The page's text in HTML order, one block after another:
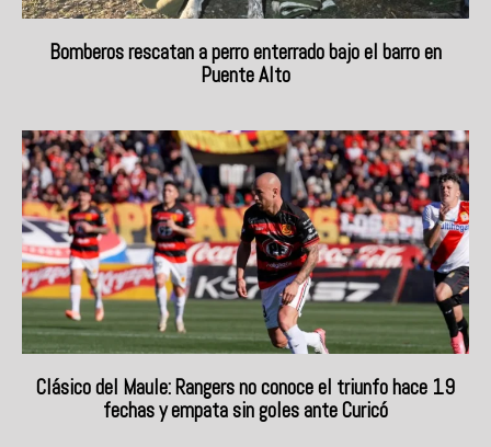
Bomberos rescatan a perro enterrado bajo el barro en
Puente Alto
Clásico del Maule: Rangers no conoce el triunfo hace 19
fechas y empata sin goles ante Curicó